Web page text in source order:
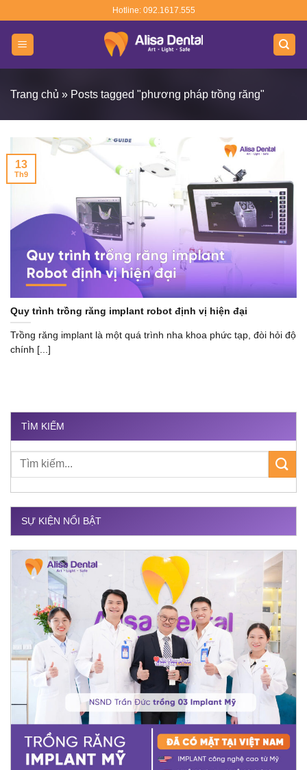
content
Hotline: 092.1617.555
Trang chủ » Posts tagged "phương pháp trồng răng"
Quy trình trồng răng implant robot định vị hiện đại
Trồng răng implant là một quá trình nha khoa phức tạp, đòi hỏi độ
chính [...]
13
Th9
TÌM KIẾM
SỰ KIỆN NỔI BẬT